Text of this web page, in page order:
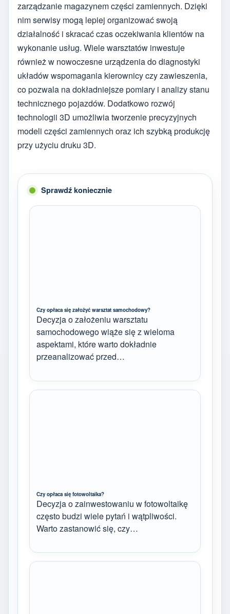
zarządzanie magazynem części zamiennych. Dzięki
nim serwisy mogą lepiej organizować swoją
działalność i skracać czas oczekiwania klientów na
wykonanie usług. Wiele warsztatów inwestuje
również w nowoczesne urządzenia do diagnostyki
układów wspomagania kierownicy czy zawieszenia,
co pozwala na dokładniejsze pomiary i analizy stanu
technicznego pojazdów. Dodatkowo rozwój
technologii 3D umożliwia tworzenie precyzyjnych
modeli części zamiennych oraz ich szybką produkcję
przy użyciu druku 3D.
Sprawdź koniecznie
Czy opłaca się założyć warsztat samochodowy?
Decyzja o założeniu warsztatu
samochodowego wiąże się z wieloma
aspektami, które warto dokładnie
przeanalizować przed…
Czy opłaca się fotowoltaika?
Decyzja o zainwestowaniu w fotowoltaikę
często budzi wiele pytań i wątpliwości.
Warto zastanowić się, czy…